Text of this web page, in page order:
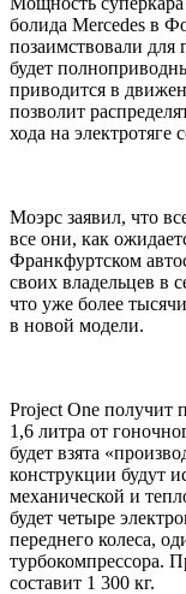
болида Mercedes в
позаимствовали для
будет
приводится в
позволит
хода на электротяге
Моэрс заявил, что
все они, как
Франкфуртском
своих владельцев в
что уже более
в новой модели.
Project One получит
1,6 литра от
будет взята
конструкции будут
механической и
будет четыре
переднего колеса,
турбокомпрессора.
составит 1 300 кг.